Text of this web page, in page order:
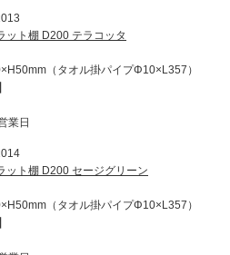
ット棚 D200 テラコッタ
（タオル掛パイプΦ10×L357）
業日
ット棚 D200 セージグリーン
（タオル掛パイプΦ10×L357）